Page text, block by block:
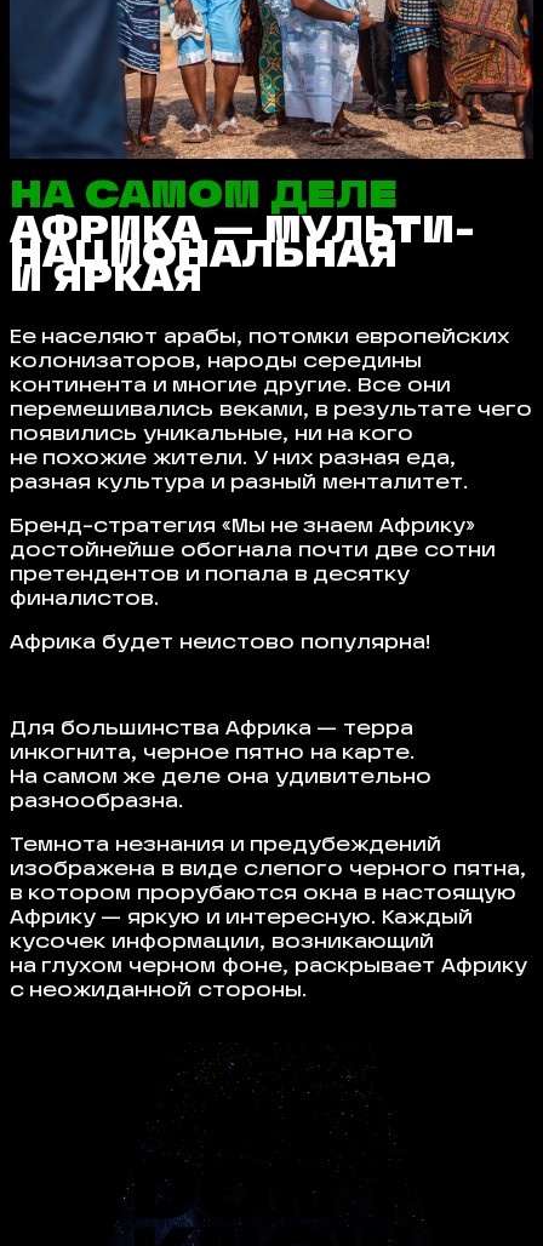
НА САМОМ ДЕЛЕ
АФРИКА — МУЛЬТИ­
НАЦИОНАЛЬНАЯ
И ЯРКАЯ
Ее населяют арабы, потомки европейских
колонизаторов, народы середины
континента и многие другие. Все они
перемешивались веками, в результате чего
появились уникальные, ни на кого
не похожие жители. У них разная еда,
разная культура и разный менталитет.
Бренд-стратегия «Мы не знаем Африку»
достойнейше обогнала почти две сотни
претендентов и попала в десятку
финалистов.
Африка будет неистово популярна!
Для большинства Африка — терра
инкогнита, черное пятно на карте.
На самом же деле она удивительно
разнообразна.
Темнота незнания и предубеждений
изображена в виде слепого черного пятна,
в котором прорубаются окна в настоящую
Африку — яркую и интересную. Каждый
кусочек информации, возникающий
на глухом черном фоне, раскрывает Африку
с неожиданной стороны.